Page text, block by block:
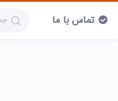
تماس با ما